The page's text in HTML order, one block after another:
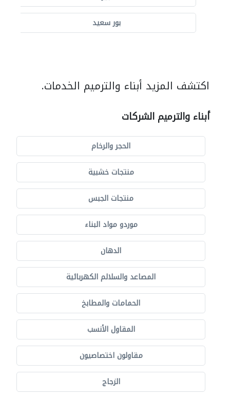
بور سعيد
اكتشف المزيد أبناء والترميم الخدمات.
أبناء والترميم الشركات
الحجر والرخام
منتجات خشبية
منتجات الجبس
موردو مواد البناء
الدهان
المصاعد والسلالم الكهربائية
الحمامات والمطابخ
المقاول الأنسب
مقاولون اختصاصيون
الزجاج